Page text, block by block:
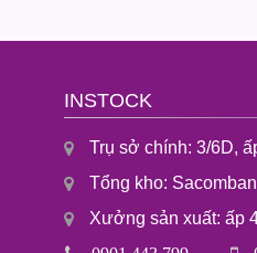
INSTOCK
Trụ sở chính: 3/6D,
Tổng kho:
Xưởng sản xuất: ấp